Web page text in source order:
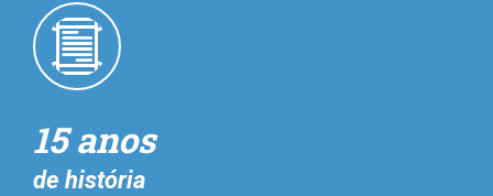
15 anos
de história